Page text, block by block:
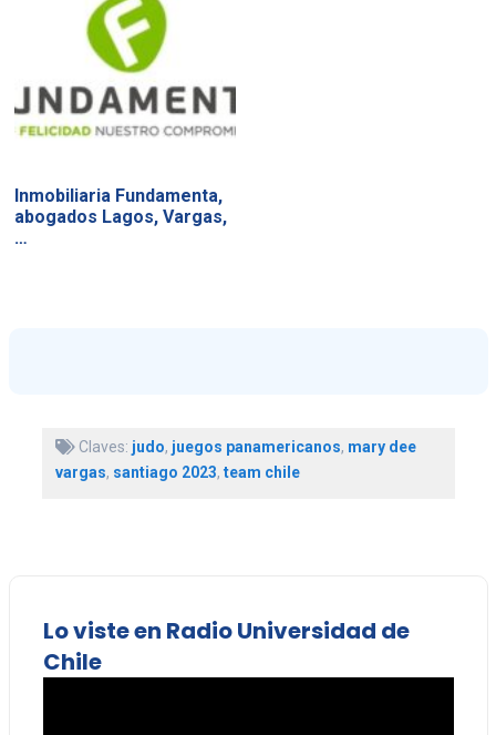
Inmobiliaria Fundamenta,
abogados Lagos, Vargas,
…
Claves: judo, juegos panamericanos, mary dee
vargas, santiago 2023, team chile
Lo viste en Radio Universidad de
Chile